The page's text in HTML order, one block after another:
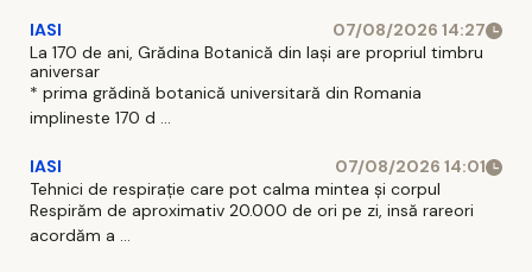
IASI
07/08/2026 14:27
La 170 de ani, Grădina Botanică din Iași are propriul timbru
aniversar
* prima grădină botanică universitară din Romania
implineste 170 d ...
IASI
07/08/2026 14:01
Tehnici de respirație care pot calma mintea și corpul
Respirăm de aproximativ 20.000 de ori pe zi, insă rareori
acordăm a ...